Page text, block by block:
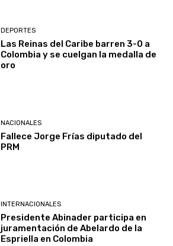
DEPORTES
Las Reinas del Caribe barren 3-0 a
Colombia y se cuelgan la medalla de
oro
NACIONALES
Fallece Jorge Frías diputado del
PRM
INTERNACIONALES
Presidente Abinader participa en
juramentación de Abelardo de la
Espriella en Colombia